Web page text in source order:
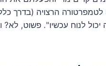
לנוח עכשיו". פשוט,